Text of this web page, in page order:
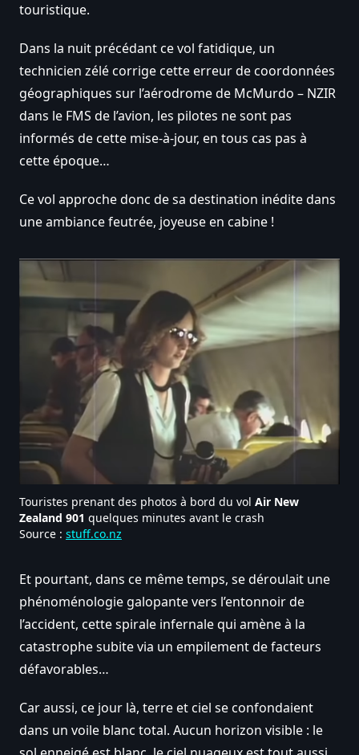
touristique.
Dans la nuit précédant ce vol fatidique, un
technicien zélé corrige cette erreur de coordonnées
géographiques sur l’aérodrome de McMurdo – NZIR
dans le FMS de l’avion, les pilotes ne sont pas
informés de cette mise-à-jour, en tous cas pas à
cette époque…
Ce vol approche donc de sa destination inédite dans
une ambiance feutrée, joyeuse en cabine !
Touristes prenant des photos à bord du vol Air New
Zealand 901 quelques minutes avant le crash
Source : stuff.co.nz
Et pourtant, dans ce même temps, se déroulait une
phénoménologie galopante vers l’entonnoir de
l’accident, cette spirale infernale qui amène à la
catastrophe subite via un empilement de facteurs
défavorables…
Car aussi, ce jour là, terre et ciel se confondaient
dans un voile blanc total. Aucun horizon visible : le